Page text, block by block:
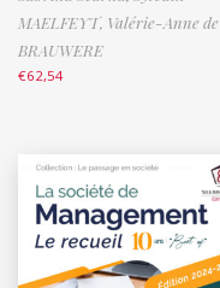
MAELFEYT, Valérie-Anne de
BRAUWERE
€62,54